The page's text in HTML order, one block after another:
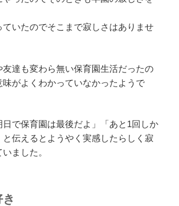
いたのでそこまで寂しさはありませ
達も変わら無い保育園生活だったの
味がよくわかっていなかったようで
日で保育園は最後だよ」「あと1回しか
伝えるとようやく実感したらしく寂
ました。